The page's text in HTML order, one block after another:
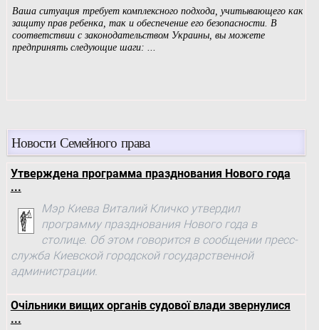
Новости Семейного права
Утверждена программа празднования Нового года
...
Мэр Киева Виталий Кличко утвердил
программу празднования Нового года в
столице. Об этом говорится в сообщении пресс-
служба Киевской городской государственной
администрации.
Очільники вищих органів судової влади звернулися
...